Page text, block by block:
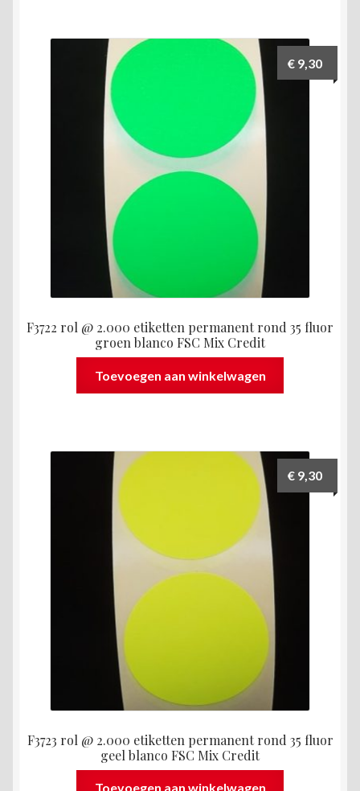
F3722 rol @ 2.000 etiketten permanent rond 35 fluor
groen blanco FSC Mix Credit
€ 9,30
Toevoegen aan winkelwagen
F3723 rol @ 2.000 etiketten permanent rond 35 fluor
geel blanco FSC Mix Credit
€ 9,30
Toevoegen aan winkelwagen